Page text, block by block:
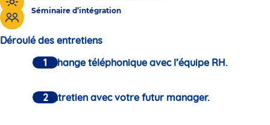
Séminaire d’intégration
Déroulé des entretiens
Un échange téléphonique avec l’équipe RH.
Un entretien avec votre futur manager.